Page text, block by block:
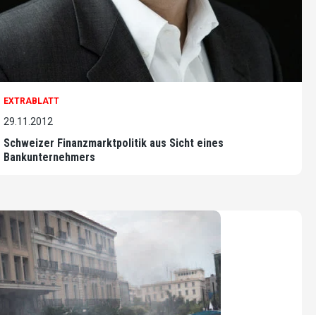
EXTRABLATT
29.11.2012
Schweizer Finanzmarktpolitik aus Sicht eines
Bankunternehmers